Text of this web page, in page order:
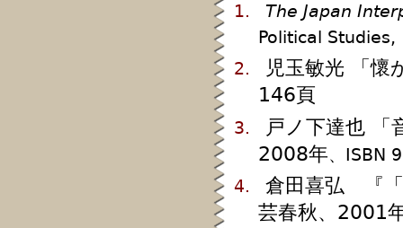
1.
The Japan
Political
2.
児玉敏光 「懷
146頁
3.
戸ノ下達也 「
2008年、ISBN
4.
倉田喜弘 『
芸春秋、2001